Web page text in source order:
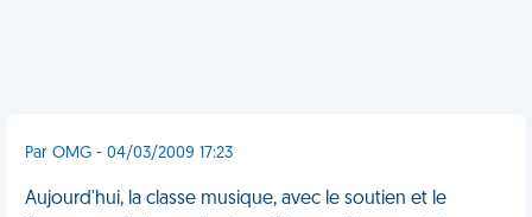
Par OMG - 04/03/2009 17:23
Aujourd'hui, la classe musique, avec le soutien et le